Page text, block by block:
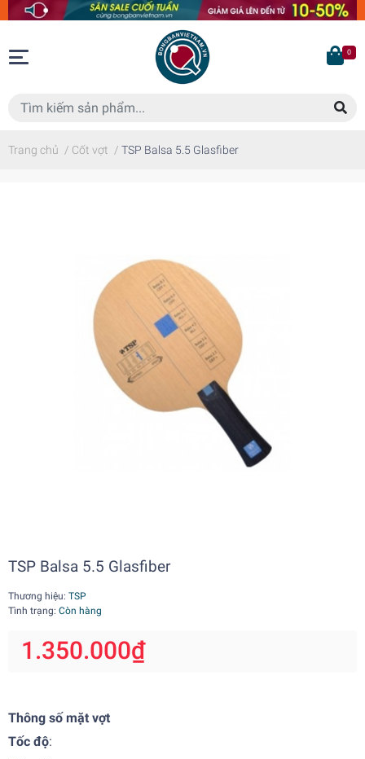
0
Trang chủ / Cốt vợt / TSP Balsa 5.5 Glasfiber
TSP Balsa 5.5 Glasfiber
Thương hiệu: TSP
Tình trạng: Còn hàng
1.350.000₫
Thông số mặt vợt
Tốc độ: